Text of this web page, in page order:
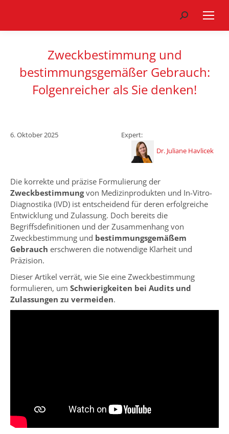
Search:
Zweckbestimmung und
bestimmungsgemäßer Gebrauch:
Folgenreicher als Sie denken!
6. Oktober 2025
Expert:
Dr. Juliane Havlicek
Die korrekte und präzise Formulierung der
Zweckbestimmungvon Medizinprodukten und In-Vitro-
Diagnostika (IVD) ist entscheidend für deren erfolgreiche
Entwicklung und Zulassung. Doch bereits die
Begriffsdefinitionen und der Zusammenhang von
Zweckbestimmung und bestimmungsgemäßem
Gebrauch erschweren die notwendige Klarheit und
Präzision.
Dieser Artikel verrät, wie Sie eine Zweckbestimmung
formulieren, um Schwierigkeiten bei Audits und
Zulassungen zu vermeiden.